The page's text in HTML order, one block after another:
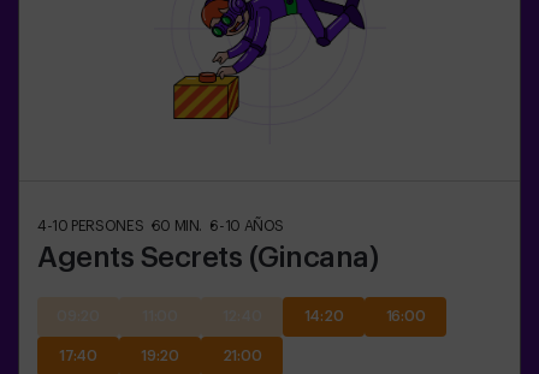
4-10 PERSONES 60 MIN. 6-10 AÑOS
Agents Secrets (Gincana)
14:20 16:00
17:40 19:20 21:00